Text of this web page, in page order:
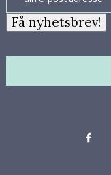
Få nyhetsbrev!